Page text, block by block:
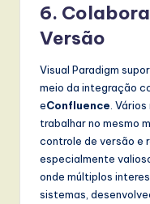
6.
Versão
Visual Paradigm
meio da integração
eConfluence .
trabalhar no mesmo
controle de versão e
especialmente
onde múltiplos
sistemas,